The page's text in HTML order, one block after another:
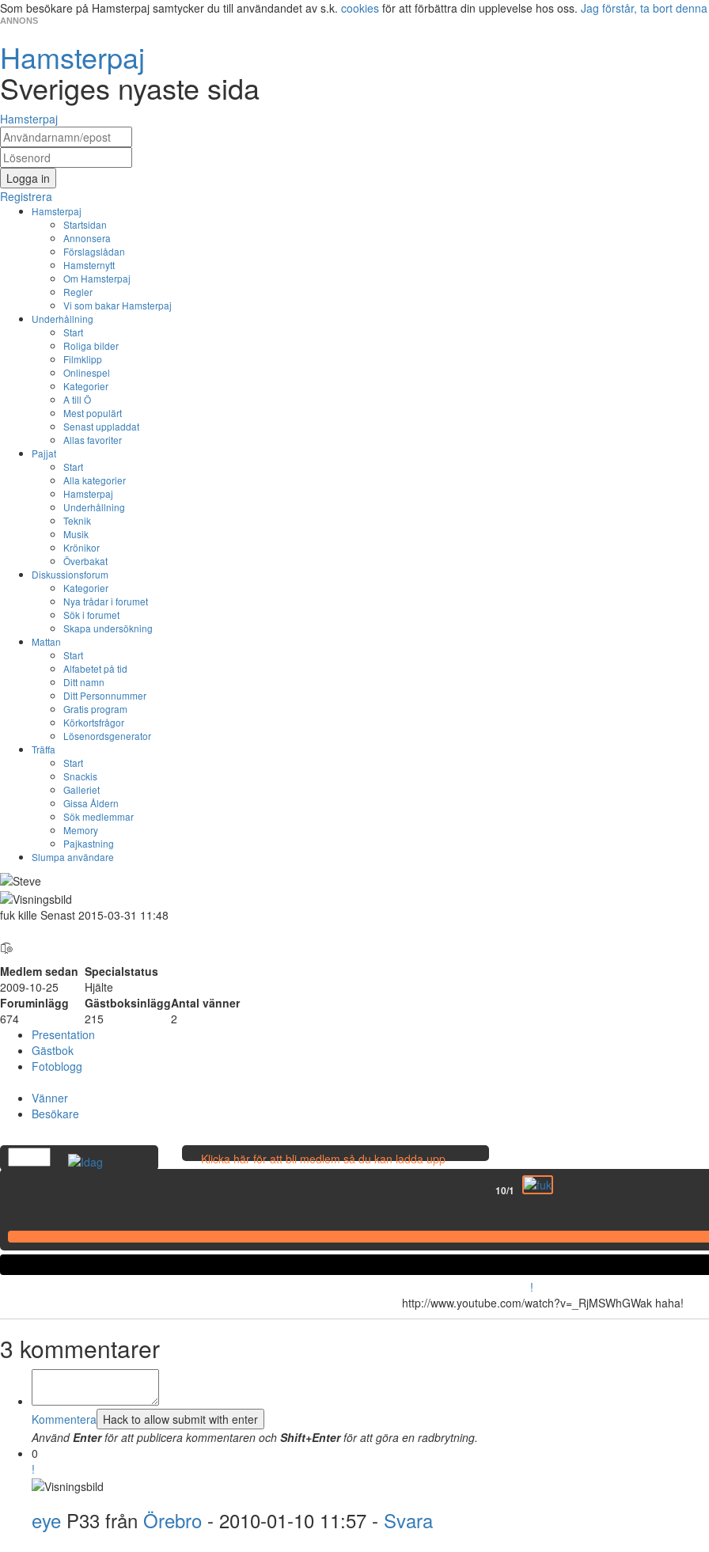
Som besökare på Hamsterpaj samtycker du till användandet av s.k. cookies för att förbättra din upplevelse hos oss. Jag förstår, ta bort
ANNONS
Hamsterpaj
Sveriges nyaste sida
Hamsterpaj
Logga in
Registrera
Hamsterpaj
Startsidan
Annonsera
Förslagslådan
Hamsternytt
Om Hamsterpaj
Regler
Vi som bakar Hamsterpaj
Underhållning
Start
Roliga bilder
Filmklipp
Onlinespel
Kategorier
A till Ö
Mest populärt
Senast uppladdat
Allas favoriter
Pajjat
Start
Alla kategorier
Hamsterpaj
Underhållning
Teknik
Musik
Krönikor
Överbakat
Diskussionsforum
Kategorier
Nya trådar i forumet
Sök i forumet
Skapa undersökning
Mattan
Start
Alfabetet på tid
Ditt namn
Ditt Personnummer
Gratis program
Körkortsfrågor
Lösenordsgenerator
Träffa
Start
Snackis
Galleriet
Gissa Åldern
Sök medlemmar
Memory
Pajkastning
Slumpa användare
fuk kille Senast 2015-03-31 11:48
๏̯͡๏
Medlem sedan Specialstatus
2009-10-25
Hjälte
Foruminlägg
GästboksinläggAntal vänner
674
215
2
Presentation
Gästbok
Fotoblogg
Vänner
Besökare
Klicka här för att bli medlem så du kan ladda upp
egna bilder!
10/1
!
http://www.youtube.com/watch?v=_RjMSWhGWak haha!
3 kommentarer
Kommentera
AnvändEnterför att publicera kommentaren och Shift+Enterför att göra en radbrytning.
0
!
eye P33 från Örebro - 2010-01-10 11:57 - Svara